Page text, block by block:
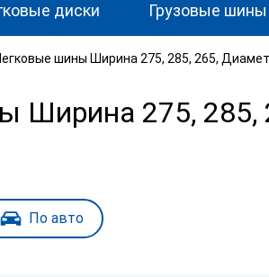
диски Грузовые шины
шины Ширина 275, 285, 265,
Ширина 275, 285,
По авто